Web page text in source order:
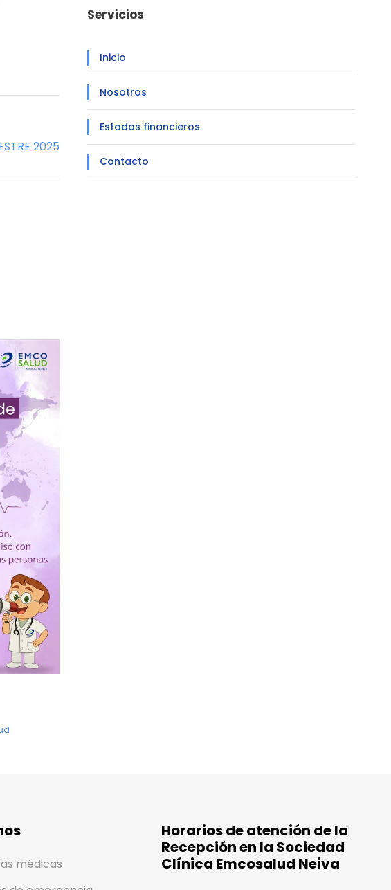
2025
Servicios
Inicio
Nosotros
Estados financieros
Contacto
médicas
Horarios de atención de la
Recepción en la Sociedad
Clínica Emcosalud Neiva